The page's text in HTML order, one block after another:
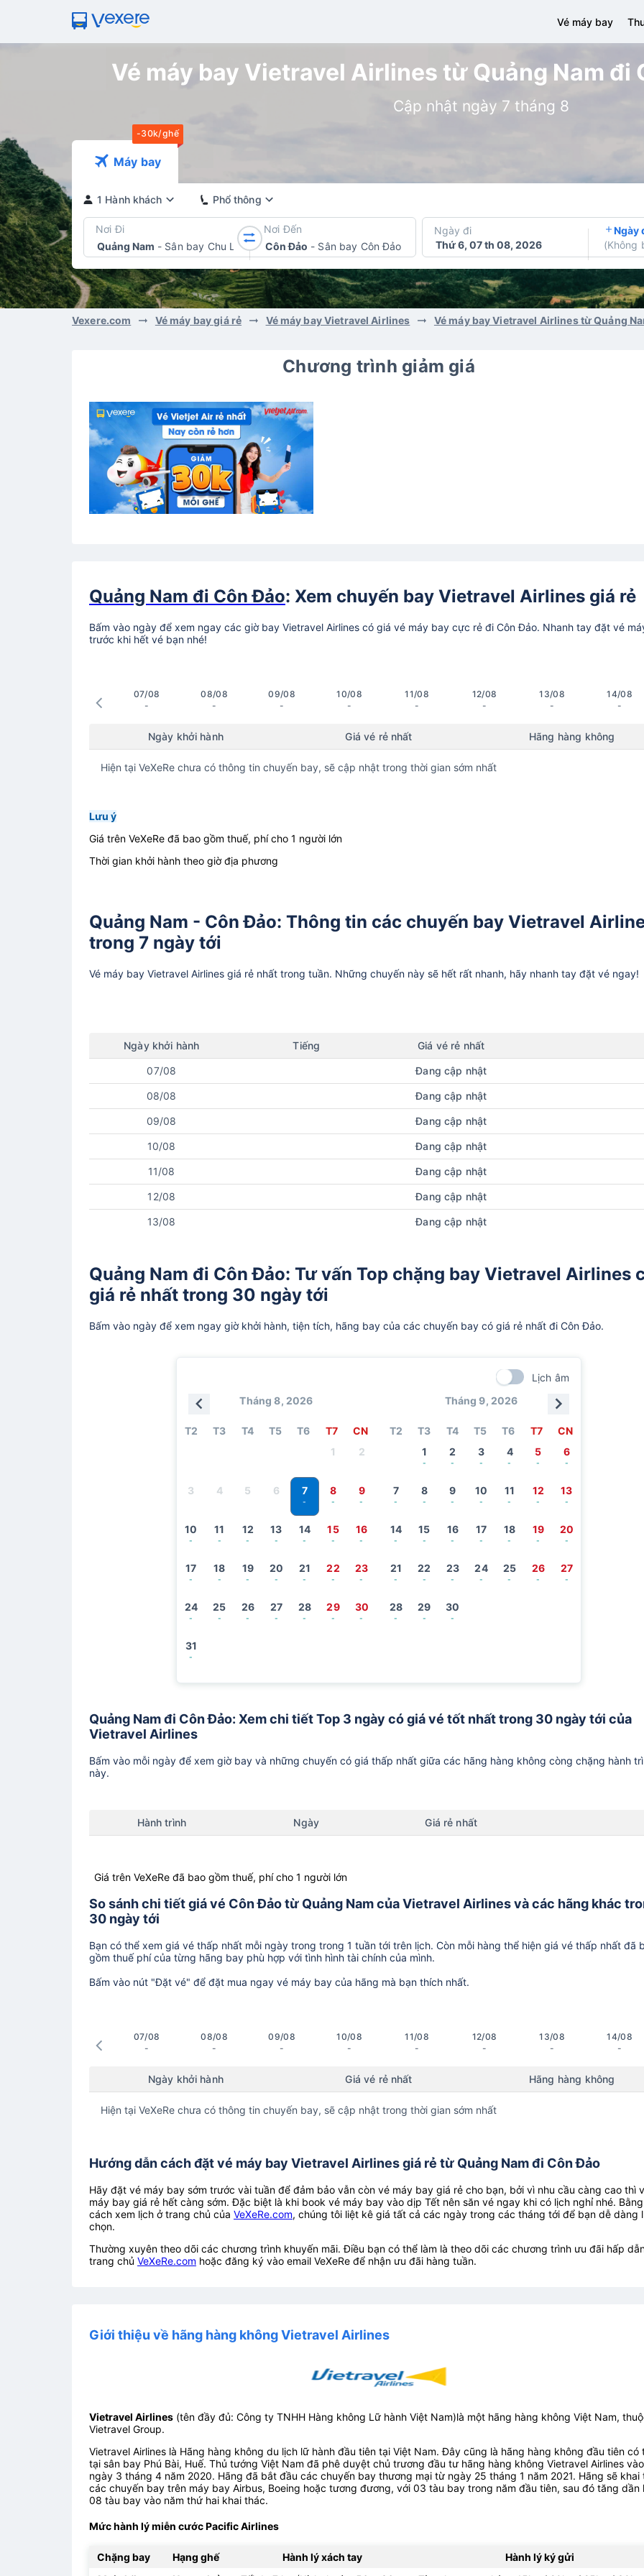
Vé máy bay
Vé máy bay Vietravel Airlines từ Quảng Nam đi
Cập nhật ngày 7 tháng 8
-30k/ghế
Máy bay
1 Hành khách Phổ thông
Nơi Đi
Quảng Nam - Sân bay Chu Lai
Nơi Đến
Côn Đảo - Sân bay Côn Đảo
Ngày đi
Thứ 6, 07 th 08, 2026
Ngày
(Không
Vexere.com Vé máy bay giá rẻ Vé máy bay Vietravel Airlines Vé máy bay Vietravel Airlines từ Quảng
Chương trình giảm giá
Quảng Nam đi Côn Đảo: Xem chuyến bay Vietravel Airlines giá rẻ
Bấm vào ngày để xem ngay các giờ bay Vietravel Airlines có giá vé máy bay cực rẻ đi Côn Đảo. Nhanh tay đặt vé
trước khi hết vé bạn nhé!
07/08
-
08/08
-
09/08
-
10/08
-
11/08
-
12/08
-
13/08
-
14/08
-
Ngày khởi hành Giá vé rẻ nhất Hãng hàng không
Hiện tại VeXeRe chưa có thông tin chuyến bay, sẽ cập nhật trong thời gian sớm nhất
Lưu ý
Giá trên VeXeRe đã bao gồm thuế, phí cho 1 người lớn
Thời gian khởi hành theo giờ địa phương
Quảng Nam - Côn Đảo: Thông tin các chuyến bay Vietravel
trong 7 ngày tới
Vé máy bay Vietravel Airlines giá rẻ nhất trong tuần. Những chuyến này sẽ hết rất nhanh, hãy nhanh tay đặt vé ngay!
Ngày khởi hành Tiếng Giá vé rẻ nhất
07/08 Đang cập nhật
08/08 Đang cập nhật
09/08 Đang cập nhật
10/08 Đang cập nhật
11/08 Đang cập nhật
12/08 Đang cập nhật
13/08 Đang cập nhật
Quảng Nam đi Côn Đảo: Tư vấn Top chặng bay Vietravel Airlines
giá rẻ nhất trong 30 ngày tới
Bấm vào ngày để xem ngay giờ khởi hành, tiện tích, hãng bay của các chuyến bay có giá rẻ nhất đi Côn Đảo.
Lịch âm
Tháng 8, 2026
T2 T3 T4 T5 T6 T7
CN
1
2
3 4 5 6 7
-
8
-
9
-
10
-
11
-
12
-
13
-
14
-
15
-
16
-
17
-
18
-
19
-
20
-
21
-
22
-
23
-
24
-
25
-
26
-
27
-
28
-
29
-
30
-
31
-
Tháng 9, 2026
T2 T3 T4 T5 T6 T7
CN
1
-
2
-
3
-
4
-
5
-
6
-
7
-
8
-
9
-
10
-
11
-
12
-
13
-
14
-
15
-
16
-
17
-
18
-
19
-
20
-
21
-
22
-
23
-
24
-
25
-
26
-
27
-
28
-
29
-
30
-
Quảng Nam đi Côn Đảo: Xem chi tiết Top 3 ngày có giá vé tốt nhất trong 30 ngày tới của
Vietravel Airlines
Bấm vào mỗi ngày để xem giờ bay và những chuyến có giá thấp nhất giữa các hãng hàng không còng chặng hành
này.
Hành trình Ngày Giá rẻ nhất
Giá trên VeXeRe đã bao gồm thuế, phí cho 1 người lớn
So sánh chi tiết giá vé Côn Đảo từ Quảng Nam của Vietravel Airlines và các hãng khác
30 ngày tới
Bạn có thể xem giá vé thấp nhất mỗi ngày trong trong 1 tuần tới trên lịch. Còn mỗi hàng thể hiện giá vé thấp nhất đã
gồm thuế phí của từng hãng bay phù hợp với tình hình tài chính của mình.
Bấm vào nút "Đặt vé" để đặt mua ngay vé máy bay của hãng mà bạn thích nhất.
07/08
-
08/08
-
09/08
-
10/08
-
11/08
-
12/08
-
13/08
-
14/08
-
Ngày khởi hành Giá vé rẻ nhất Hãng hàng không
Hiện tại VeXeRe chưa có thông tin chuyến bay, sẽ cập nhật trong thời gian sớm nhất
Hướng dẫn cách đặt vé máy bay Vietravel Airlines giá rẻ từ Quảng Nam đi Côn Đảo
Hãy đặt vé máy bay sớm trước vài tuần để đảm bảo vẫn còn vé máy bay giá rẻ cho bạn, bởi vì nhu cầu càng cao thì
máy bay giá rẻ hết càng sớm. Đặc biệt là khi book vé máy bay vào dịp Tết nên săn vé ngay khi có lịch nghỉ nhé. Bằng
cách xem lịch ở trang chủ của VeXeRe.com, chúng tôi liệt kê giá tất cả các ngày trong các tháng tới để bạn dễ dàng
chọn.
Thường xuyên theo dõi các chương trình khuyến mãi. Điều bạn có thể làm là theo dõi các chương trình ưu đãi hấp
trang chủ VeXeRe.com hoặc đăng ký vào email VeXeRe để nhận ưu đãi hàng tuần.
Giới thiệu về hãng hàng không Vietravel Airlines
Vietravel Airlines (tên đầy đủ: Công ty TNHH Hàng không Lữ hành Việt Nam)là một hãng hàng không Việt Nam,
Vietravel Group.
Vietravel Airlines là Hãng hàng không du lịch lữ hành đầu tiên tại Việt Nam. Đây cũng là hãng hàng không đầu tiên có
tại sân bay Phú Bài, Huế. Thủ tướng Việt Nam đã phê duyệt chủ trương đầu tư hãng hàng không Vietravel Airlines vào
ngày 3 tháng 4 năm 2020. Hãng đã bắt đầu các chuyến bay thương mại từ ngày 25 tháng 1 năm 2021. Hãng sẽ khai
các chuyến bay trên máy bay Airbus, Boeing hoặc tương đương, với 03 tàu bay trong năm đầu tiên, sau đó tăng dần
08 tàu bay vào năm thứ hai khai thác.
Mức hành lý miễn cước Pacific Airlines
Chặng bay Hạng ghế Hành lý xách tay
Hành lý ký gửi